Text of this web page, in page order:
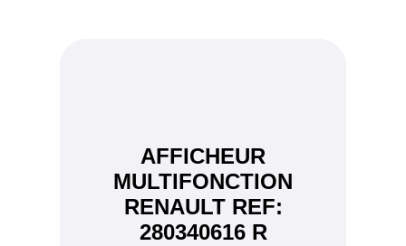
AFFICHEUR
MULTIFONCTION
RENAULT REF:
280340616 R